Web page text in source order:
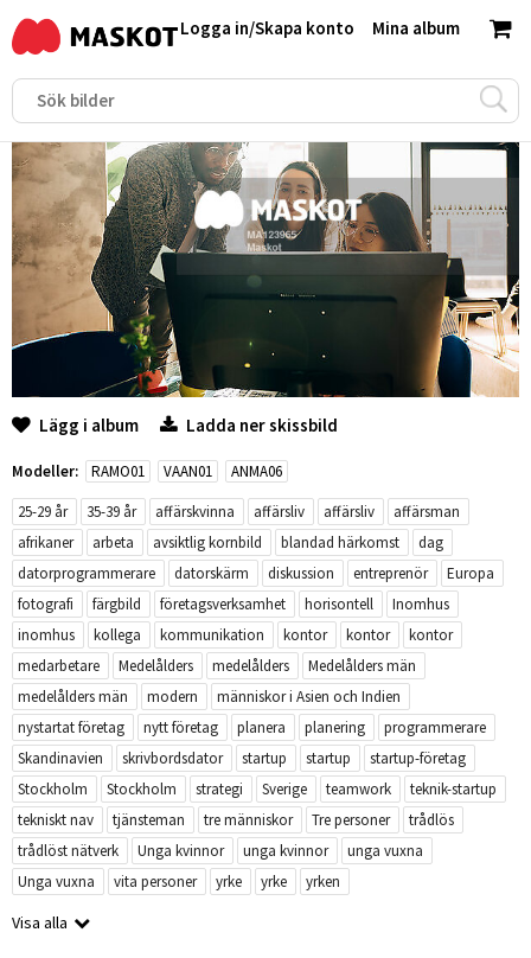
Mina album
Logga in/Skapa konto
Lägg i album Ladda ner skissbild
Modeller: RAMO01 VAAN01
ANMA06
25-29 år
35-39 år affärskvinna affärsliv affärsliv
affärsman
afrikaner
arbeta avsiktlig kornbild blandad härkomst
dag
datorprogrammerare
datorskärm diskussion entreprenör
Europa
fotografi
färgbild företagsverksamhet horisontell
Inomhus
inomhus
kollega kommunikation kontor kontor
kontor
medarbetare
Medelålders medelålders
Medelålders män
medelålders män
modern
människor i Asien och Indien
nystartat företag
nytt företag planera planering
programmerare
Skandinavien
skrivbordsdator startup startup
startup-företag
Stockholm
Stockholm strategi Sverige teamwork
teknik-startup
tekniskt nav
tjänsteman tre människor Tre personer
trådlös
trådlöst nätverk
Unga kvinnor unga kvinnor
unga vuxna
Unga vuxna
vita personer yrke yrke yrken
Visa alla